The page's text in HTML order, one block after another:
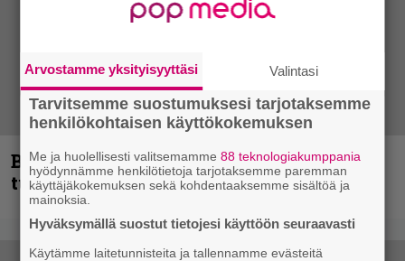
Blind Channel palaa rytinällä –
tuplasingle videoineen julki
Arvostamme yksityisyyttäsi Valintasi
Tarvitsemme suostumuksesi tarjotaksemme
henkilökohtaisen käyttökokemuksen
Me ja huolellisesti valitsemamme88 teknologiakumppania
hyödynnämme henkilötietoja tarjotaksemme paremman
käyttäjäkokemuksen sekä kohdentaaksemme sisältöä ja
mainoksia.
Hyväksymällä suostut tietojesi käyttöön seuraavasti
Käytämme laitetunnisteita ja tallennamme evästeitä